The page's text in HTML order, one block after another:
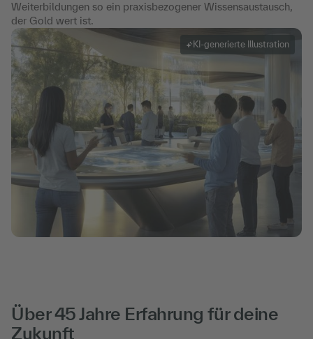
KI-generierte Illustration
Weiterbildungen so ein praxisbezogener Wissensaustausch,
der Gold wert ist.
Über 45 Jahre Erfahrung für deine
Zukunft